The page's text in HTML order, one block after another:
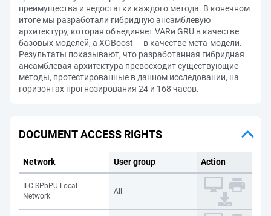
преимущества и недостатки каждого метода. В конечном
итоге мы разработали гибридную ансамблевую
архитектуру, которая объединяет VARи GRU в качестве
базовых моделей, а XGBoost — в качестве мета-модели.
Результаты показывают, что разработанная гибридная
ансамблевая архитектура превосходит существующие
методы, протестированные в данном исследовании, на
горизонтах прогнозирования 24 и 168 часов.
DOCUMENT ACCESS RIGHTS
Network User group Action
ILC SPbPU Local
Network
All